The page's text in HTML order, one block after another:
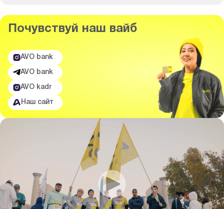
Почувствуй наш вайб
AVO bank
AVO bank
AVO kadr
Наш сайт